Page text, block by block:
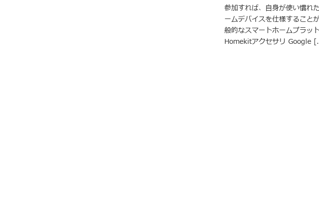
参加すれば、自身が使い慣れ
ームデバイスを仕様すること
般的なスマートホームプラッ
Homekitアクセサリ Google